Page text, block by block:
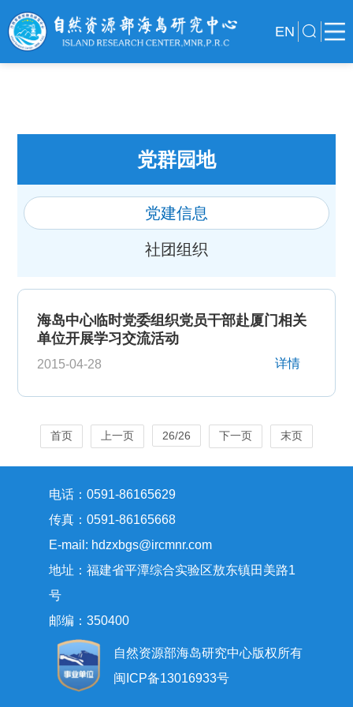
EN
党群园地
党建信息
社团组织
海岛中心临时党委组织党员干部赴厦门相关
单位开展学习交流活动
2015-04-28 详情
首页 上一页 26/26 下一页 末页
电话：0591-86165629
传真：0591-86165668
E-mail: hdzxbgs@ircmnr.com
地址：福建省平潭综合实验区敖东镇田美路1
号
邮编：350400
自然资源部海岛研究中心版权所有
闽ICP备13016933号